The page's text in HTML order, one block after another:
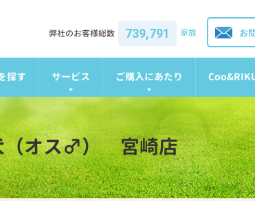
お
弊社のお客様総数 739,791 家族
探す サービス ご購入にあたり
（オス♂） 宮崎店